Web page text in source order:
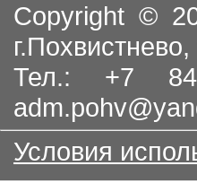
Copyright ©
Тел.: +7
Условия